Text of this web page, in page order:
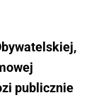
publicznie